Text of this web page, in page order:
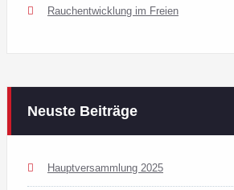
Rauchentwicklung im Freien
Neuste Beiträge
Hauptversammlung 2025